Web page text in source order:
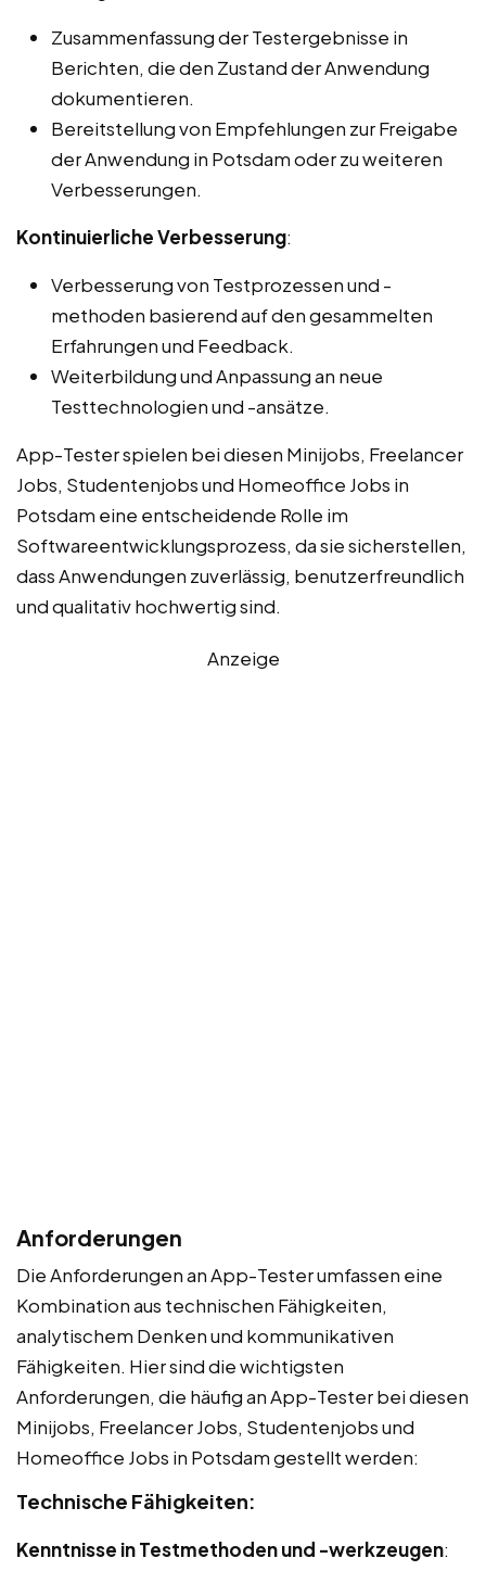
Zusammenfassung der Testergebnisse in
Berichten, die den Zustand der Anwendung
dokumentieren.
Bereitstellung von Empfehlungen zur Freigabe
der Anwendung in Potsdam oder zu weiteren
Verbesserungen.
Kontinuierliche Verbesserung:
Verbesserung von Testprozessen und -
methoden basierend auf den gesammelten
Erfahrungen und Feedback.
Weiterbildung und Anpassung an neue
Testtechnologien und -ansätze.
App-Tester spielen bei diesen Minijobs, Freelancer
Jobs, Studentenjobs und Homeoffice Jobs in
Potsdam eine entscheidende Rolle im
Softwareentwicklungsprozess, da sie sicherstellen,
dass Anwendungen zuverlässig, benutzerfreundlich
und qualitativ hochwertig sind.
Anzeige
Anforderungen
Die Anforderungen an App-Tester umfassen eine
Kombination aus technischen Fähigkeiten,
analytischem Denken und kommunikativen
Fähigkeiten. Hier sind die wichtigsten
Anforderungen, die häufig an App-Tester bei diesen
Minijobs, Freelancer Jobs, Studentenjobs und
Homeoffice Jobs in Potsdam gestellt werden:
Technische Fähigkeiten:
Kenntnisse in Testmethoden und -werkzeugen: